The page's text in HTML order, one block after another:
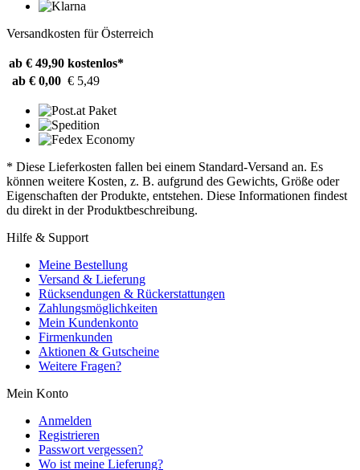
Versandkosten für Österreich
ab € 49,90 kostenlos*
ab € 0,00 € 5,49
* Diese Lieferkosten fallen bei einem Standard-Versand an. Es
können weitere Kosten, z. B. aufgrund des Gewichts, Größe oder
Eigenschaften der Produkte, entstehen. Diese Informationen findest
du direkt in der Produktbeschreibung.
Hilfe & Support
Meine Bestellung
Versand & Lieferung
Rücksendungen & Rückerstattungen
Zahlungsmöglichkeiten
Mein Kundenkonto
Firmenkunden
Aktionen & Gutscheine
Weitere Fragen?
Mein Konto
Anmelden
Registrieren
Passwort vergessen?
Wo ist meine Lieferung?